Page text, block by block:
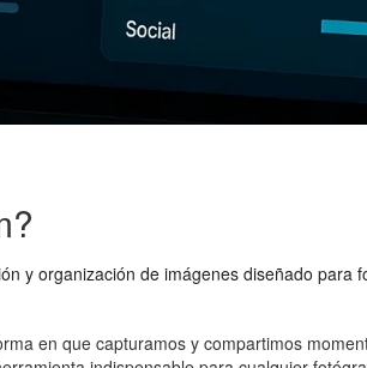
y organización de imágenes diseñado
en que capturamos y compartimos